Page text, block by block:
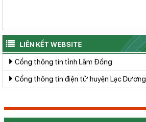
LIÊN KẾT WEBSITE
Cổng thông tin tỉnh Lâm Đồng
Cổng thông tin điện tử huyện Lạc Dương